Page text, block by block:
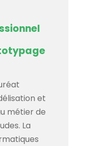
et
métier de
La